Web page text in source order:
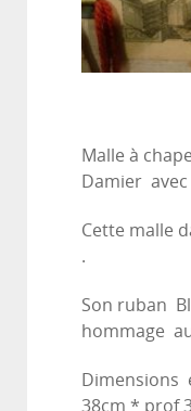
Malle à
Damier avec
Cette malle
.
Son ruban
hommage
Dimensions
38cm * prof